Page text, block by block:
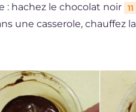
: hachez le chocolat noir
11
une casserole, chauffez